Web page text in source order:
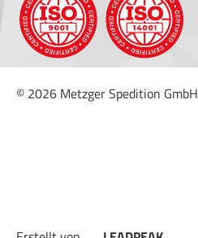
© 2026 Metzger Spedition GmbH